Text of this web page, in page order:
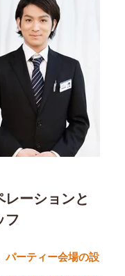
レーションと
フ
パーティー会場の設